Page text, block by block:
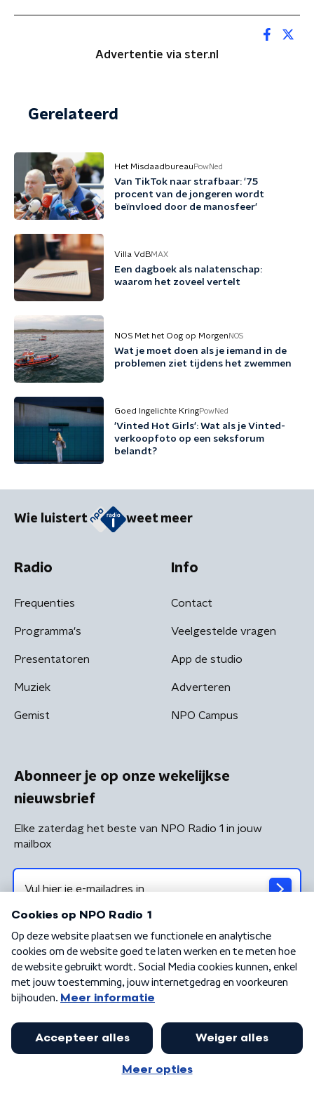
Advertentie via ster.nl
Gerelateerd
Het Misdaadbureau PowNed
Van TikTok naar strafbaar: '75
procent van de jongeren wordt
beïnvloed door de manosfeer'
Villa VdBMAX
Een dagboek als nalatenschap:
waarom het zoveel vertelt
NOS Met het Oog op Morgen NOS
Wat je moet doen als je iemand in de
problemen ziet tijdens het zwemmen
Goed Ingelichte KringPowNed
'Vinted Hot Girls': Wat als je Vinted-
verkoopfoto op een seksforum
belandt?
Wie luistert weet meer
Radio
Frequenties
Programma's
Presentatoren
Muziek
Gemist
Info
Contact
Veelgestelde vragen
App de studio
Adverteren
NPO Campus
Abonneer je op onze wekelijkse
nieuwsbrief
Elke zaterdag het beste van NPO Radio 1 in jouw
mailbox
Algemene voorwaarden